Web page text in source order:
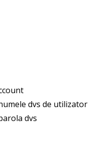
dvs de utilizator
dvs